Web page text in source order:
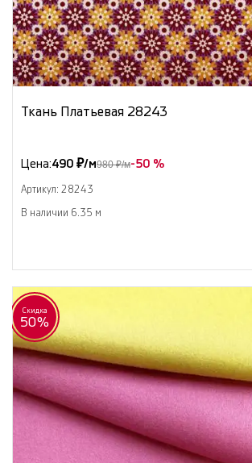
Ткань Платьевая 28243
Цена:490 ₽/м980 ₽/м-50 %
Артикул: 28243
В наличии 6.35 м
Скидка
50%